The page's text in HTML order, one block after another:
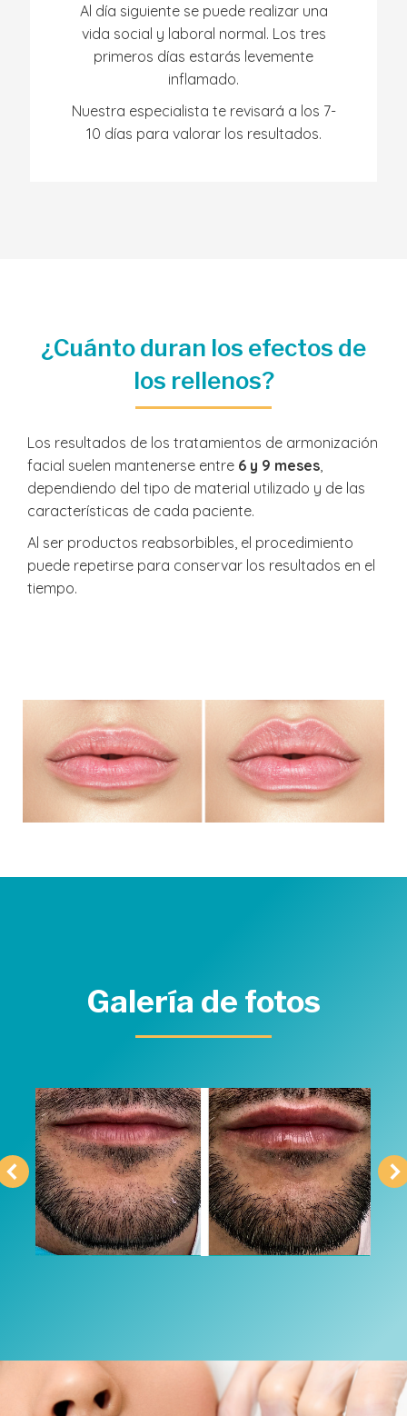
Al día siguiente se puede realizar una
vida social y laboral normal. Los tres
primeros días estarás levemente
inflamado.
Nuestra especialista te revisará a los 7-
10 días para valorar los resultados.
¿Cuánto duran los efectos de
los rellenos?
Los resultados de los tratamientos de armonización
facial suelen mantenerse entre 6 y 9 meses
dependiendo del tipo de material utilizado y de las
características de cada paciente.
Al ser productos reabsorbibles, el procedimiento
puede repetirse para conservar los resultados en el
tiempo.
Galería de fotos